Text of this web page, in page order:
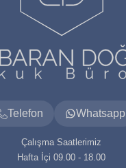
Telefon Whatsapp
Çalışma Saatlerimiz
Hafta İçi 09.00 - 18.00